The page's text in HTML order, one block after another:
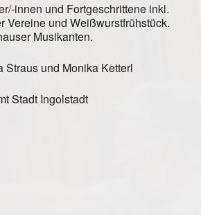
innen und Fortgeschrittene inkl.
Vereine und Weißwurstfrühstück.
Musikanten.
Straus und Monika Ketterl
Stadt Ingolstadt